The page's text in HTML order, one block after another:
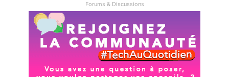
Forums & Discussions